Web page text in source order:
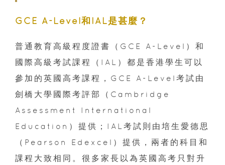
GCE A-Level和IAL是甚麼？
普通教育高級程度證書（GCE A-Level）和
國際高級考試課程（IAL）都是香港學生可以
參加的英國高考課程，GCE A-Level考試由
劍橋大學國際考評部（Cambridge
Assessment International
Education）提供；IAL考試則由培生愛德思
（Pearson Edexcel）提供，兩者的科目和
課程大致相同。很多家長以為英國高考只對升